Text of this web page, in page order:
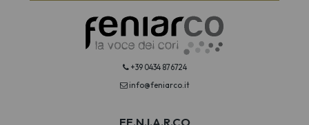
+39 0434 876724
info@feniarco.it
FE.N.I.A.R.CO